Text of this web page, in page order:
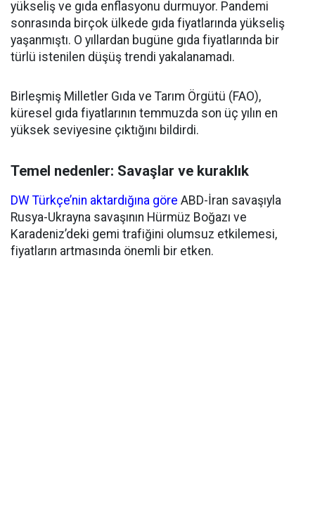
yükseliş ve gıda enflasyonu durmuyor. Pandemi
sonrasında birçok ülkede gıda fiyatlarında yükseliş
yaşanmıştı. O yıllardan bugüne gıda fiyatlarında bir
türlü istenilen düşüş trendi yakalanamadı.
Birleşmiş Milletler Gıda ve Tarım Örgütü (FAO),
küresel gıda fiyatlarının temmuzda son üç yılın en
yüksek seviyesine çıktığını bildirdi.
Temel nedenler: Savaşlar ve kuraklık
DW Türkçe’nin aktardığına göre ABD-İran savaşıyla
Rusya-Ukrayna savaşının Hürmüz Boğazı ve
Karadeniz’deki gemi trafiğini olumsuz etkilemesi,
fiyatların artmasında önemli bir etken.